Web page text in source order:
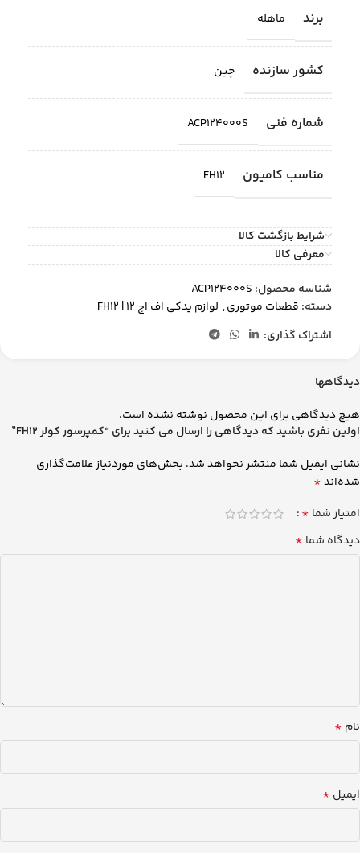
برند ماهله
کشور سازنده چین
شماره فنی ACP124000S
مناسب کامیون FH12
شرایط بازگشت کالا
معرفی کالا
شناسه محصول: ACP124000S
دسته: قطعات موتوری, لوازم یدکی اف اچ 12 | FH12
اشتراک گذاری:
دیدگاهها
هیچ دیدگاهی برای این محصول نوشته نشده است.
اولین نفری باشید که دیدگاهی را ارسال می کنید برای “کمپرسور کولر FH12”
نشانی ایمیل شما منتشر نخواهد شد. بخش‌های موردنیاز علامت‌گذاری
شده‌اند*
امتیاز شما *
دیدگاه شما *
نام *
ایمیل *